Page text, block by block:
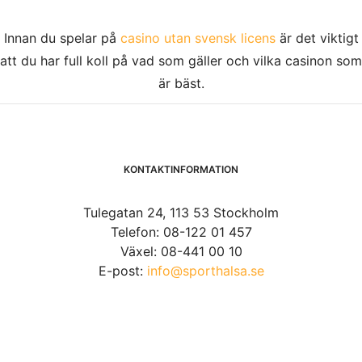
Innan du spelar på casino utan svensk licensär det viktigt
att du har full koll på vad som gäller och vilka casinon som
är bäst.
KONTAKTINFORMATION
Tulegatan 24, 113 53 Stockholm
Telefon: 08-122 01 457
Växel: 08-441 00 10
E-post: info@sporthalsa.se